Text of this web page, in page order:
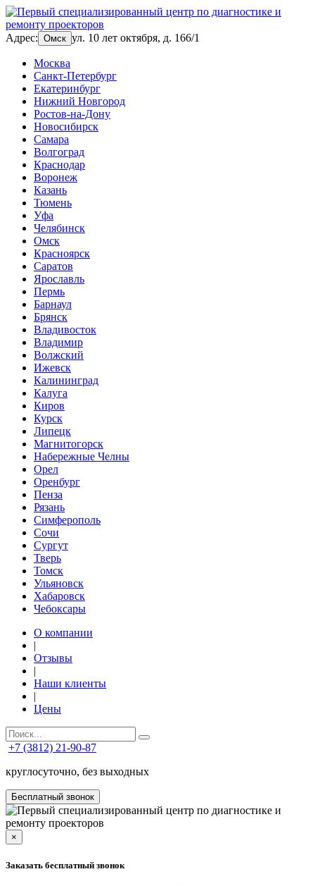
Адрес: Омск ул. 10 лет октября, д. 166/1
Москва
Санкт-Петербург
Екатеринбург
Нижний Новгород
Ростов-на-Дону
Новосибирск
Самара
Волгоград
Краснодар
Воронеж
Казань
Тюмень
Уфа
Челябинск
Омск
Красноярск
Саратов
Ярославль
Пермь
Барнаул
Брянск
Владивосток
Владимир
Волжский
Ижевск
Калининград
Калуга
Киров
Курск
Липецк
Магнитогорск
Набережные Челны
Орел
Оренбург
Пенза
Рязань
Симферополь
Сочи
Сургут
Тверь
Томск
Ульяновск
Хабаровск
Чебоксары
О компании
|
Отзывы
|
Наши клиенты
|
Цены
+7 (3812) 21-90-87
круглосуточно, без выходных
Бесплатный звонок
×
Заказать бесплатный звонок